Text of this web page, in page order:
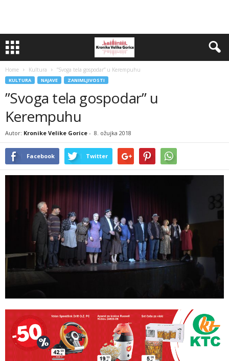
Home Kultura ”Svoga tela gospodar” u Kerempuhu
KULTURA NAJAVE ZANIMLJIVOSTI
”Svoga tela gospodar” u
Kerempuhu
Autor: Kronike Velike Gorice - 8. ožujka 2018
Facebook Twitter